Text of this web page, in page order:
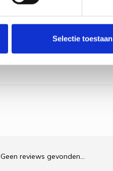
Selectie toestaan
Geen reviews gevonden...